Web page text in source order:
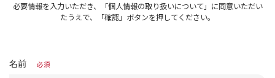
必要情報を入力いただき、「個人情報の取り扱いについて」に同意いただい
たうえで、「確認」ボタンを押してください。
名前 必須